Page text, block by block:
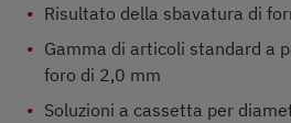
Risultato della sbavatura di
Gamma di articoli standard a
foro di 2,0 mm
Soluzioni a cassetta per